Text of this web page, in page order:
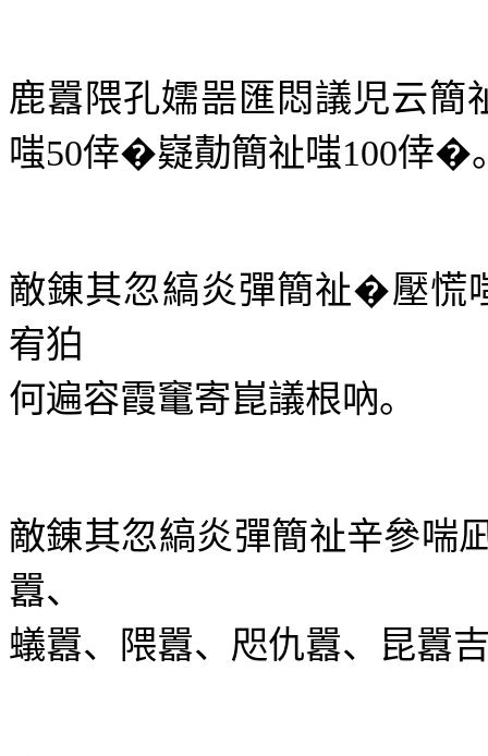
鹿囂隈孔嬬噐匯悶議児云簡
嗤50倖�嶷勣簡祉嗤100倖�
敵錬其忽縞炎彈簡祉�壓慌
宥狛
何遍容霞竃寄崑議根吶。
敵錬其忽縞炎彈簡祉辛參喘
囂、
蟻囂、隈囂、咫仇囂、昆囂